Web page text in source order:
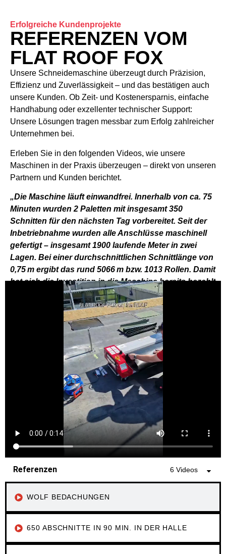
Erfolgreiche Kundenprojekte
REFERENZEN VOM
FLAT ROOF FOX
Unsere Schneidemaschine überzeugt durch Präzision,
Effizienz und Zuverlässigkeit – und das bestätigen auch
unsere Kunden. Ob Zeit- und Kostenersparnis, einfache
Handhabung oder exzellenter technischer Support:
Unsere Lösungen tragen messbar zum Erfolg zahlreicher
Unternehmen bei.
Erleben Sie in den folgenden Videos, wie unsere
Maschinen in der Praxis überzeugen – direkt von unseren
Partnern und Kunden berichtet.
„Die Maschine läuft einwandfrei. Innerhalb von ca. 75
Minuten wurden 2 Paletten mit insgesamt 350
Schnitten für den nächsten Tag vorbereitet. Seit der
Inbetriebnahme wurden alle Anschlüsse maschinell
gefertigt – insgesamt 1900 laufende Meter in zwei
Lagen. Bei einer durchschnittlichen Schnittlänge von
0,75 m ergibt das rund 5066 m bzw. 1013 Rollen. Damit
hat sich die Investition in die Maschine bereits bezahlt
Referenzen 6 Videos
WOLF BEDACHUNGEN
650 ABSCHNITTE IN 90 MIN. IN DER HALLE